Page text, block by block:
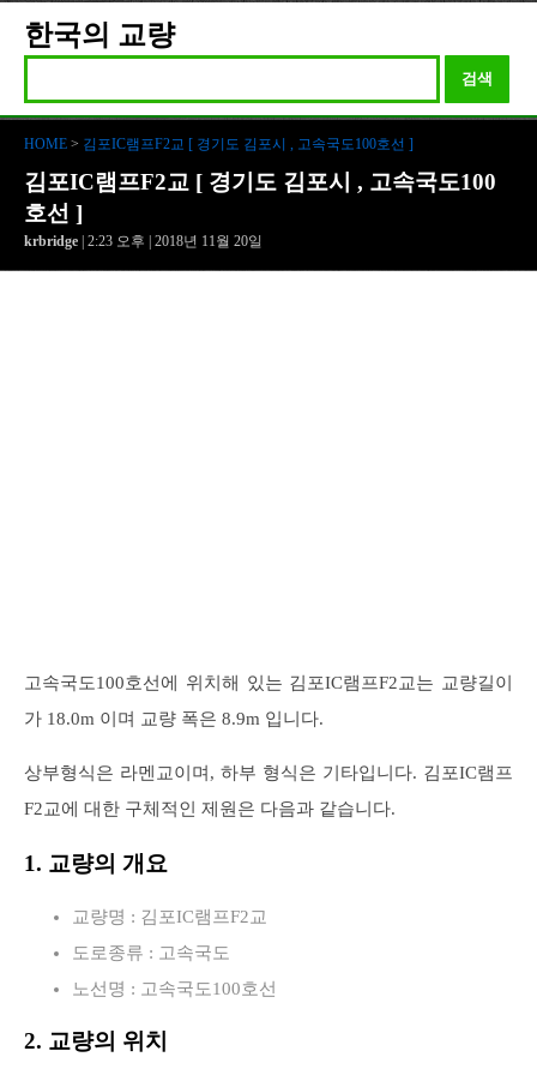
한국의 교량
검색
HOME > 김포IC램프F2교 [ 경기도 김포시 , 고속국도100호선 ]
김포IC램프F2교 [ 경기도 김포시 , 고속국도100
호선 ]
krbridge | 2:23 오후 | 2018년 11월 20일
고속국도100호선에 위치해 있는 김포IC램프F2교는 교량길이
가 18.0m 이며 교량 폭은 8.9m 입니다.
상부형식은 라멘교이며, 하부 형식은 기타입니다. 김포IC램프
F2교에 대한 구체적인 제원은 다음과 같습니다.
1. 교량의 개요
교량명 : 김포IC램프F2교
도로종류 : 고속국도
노선명 : 고속국도100호선
2. 교량의 위치